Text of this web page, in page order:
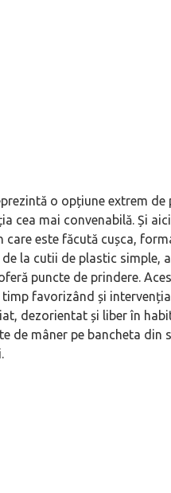
o opțiune extrem
cea mai convenabilă. Și
este făcută cușca,
la cutii de plastic simple,
puncte de prindere.
favorizând și
dezorientat și liber în
de mâner pe bancheta